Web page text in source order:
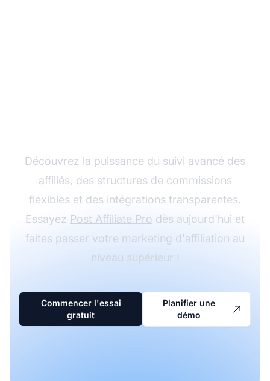
Découvrez la puissance du suivi avancé des
affiliés, des structures de commissions
flexibles et des intégrations transparentes.
Essayez Post Affiliate Pro dès aujourd'hui et
faites passer votre marketing d'affiliation au
niveau supérieur !
Commencer l'essai
gratuit
Planifier une
démo